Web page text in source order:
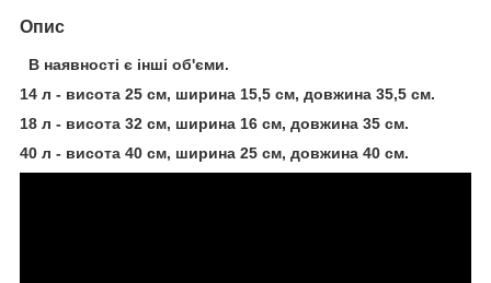
Опис
В наявності є інші об'єми.
14 л - висота 25 см, ширина 15,5 см, довжина 35,5 см.
18 л - висота 32 см, ширина 16 см, довжина 35 см.
40 л - висота 40 см, ширина 25 см, довжина 40 см.